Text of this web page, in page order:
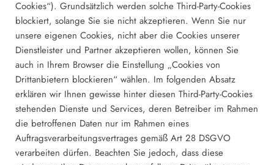
Cookies“). Grundsätzlich werden solche Third-Party-Cookies
blockiert, solange Sie sie nicht akzeptieren. Wenn Sie nur
unsere eigenen Cookies, nicht aber die Cookies unserer
Dienstleister und Partner akzeptieren wollen, können Sie
auch in Ihrem Browser die Einstellung „Cookies von
Drittanbietern blockieren“ wählen. Im folgenden Absatz
erklären wir Ihnen gewisse hinter diesen Third-Party-Cookies
stehenden Dienste und Services, deren Betreiber im Rahmen
die betroffenen Daten nur im Rahmen eines
Auftragsverarbeitungsvertrages gemäß Art 28 DSGVO
verarbeiten dürfen. Beachten Sie jedoch, dass diese